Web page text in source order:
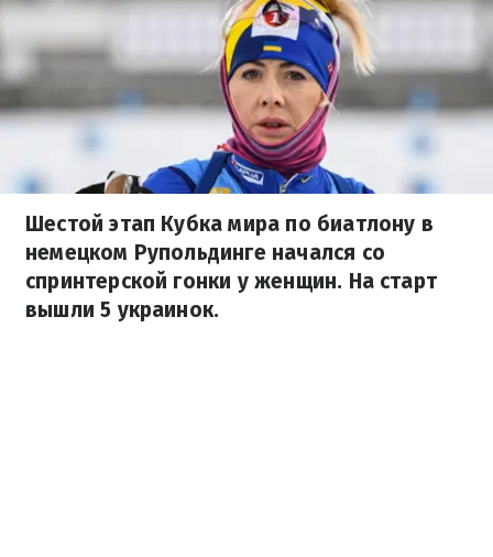
Шестой этап Кубка мира по биатлону в
немецком Рупольдинге начался со
спринтерской гонки у женщин. На старт
вышли 5 украинок.